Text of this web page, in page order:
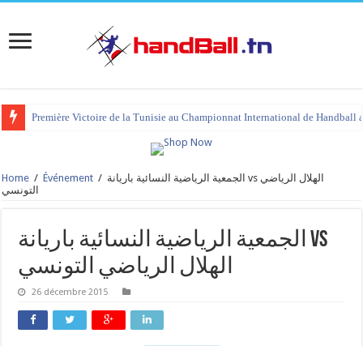
Première Victoire de la Tunisie au Championnat International de Handball
Home / Événement / الجمعية الرياضية النسائية باريانة vs الهلال الرياضي
التونسي
الجمعية الرياضية النسائية باريانة vs
الهلال الرياضي التونسي
26 décembre 2015